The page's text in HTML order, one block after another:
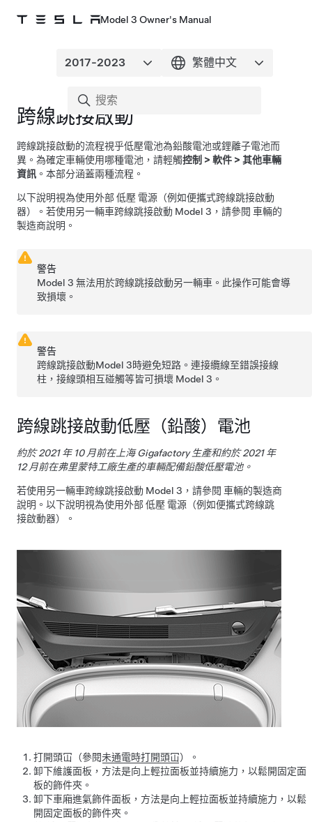
Model 3 Owner's Manual
跨線跳接啟動
跨線跳接啟動的流程視乎低壓電池為鉛酸電池或鋰離子電池而
異。為確定車輛使用哪種電池，請輕觸控制 > 軟件 > 其他車輛
資訊 。本部分涵蓋兩種流程。
以下說明視為使用外部 低壓 電源（例如便攜式跨線跳接啟動
器）。若使用另一輛車跨線跳接啟動 Model 3 ，請參閱 車輛的
製造商說明。
警告
Model 3 無法用於跨線跳接啟動另一輛車。此操作可能會導
致損壞。
警告
跨線跳接啟動Model 3時避免短路。連接纜線至錯誤接線
柱，接線頭相互碰觸等皆可損壞 Model 3 。
跨線跳接啟動低壓 （鉛酸）電池
約於 2021 年 10 月前在上海 Gigafactory 生產和約於 2021 年
12 月前在弗里蒙特工廠生產的車輛配備鉛酸低壓電池。
若使用另一輛車跨線跳接啟動 Model 3 ，請參閱 車輛的製造商
說明。以下說明視為使用外部 低壓 電源（例如便攜式跨線跳
接啟動器）。
打開頭冚（參閱未通電時打開頭冚）。
卸下維護面板，方法是向上輕拉面板並持續施力，以鬆開固定面
板的飾件夾。
卸下車廂進氣飾件面板，方法是向上輕拉面板並持續施力，以鬆
開固定面板的飾件夾。